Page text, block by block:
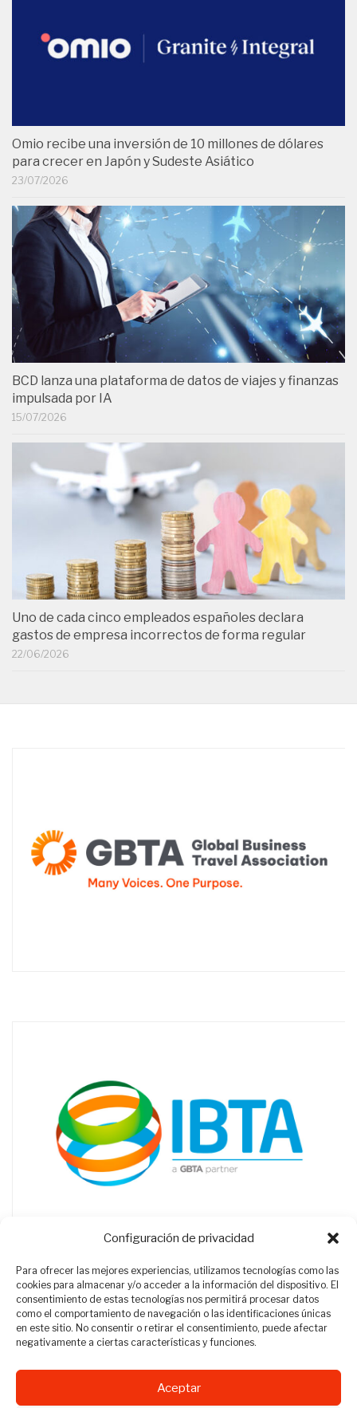
Configuración de privacidad
Para ofrecer las mejores experiencias, utilizamos tecnologías como las
cookies para almacenar y/o acceder a la información del dispositivo. El
consentimiento de estas tecnologías nos permitirá procesar datos
como el comportamiento de navegación o las identificaciones únicas
en este sitio. No consentir o retirar el consentimiento, puede afectar
negativamente a ciertas características y funciones.
Aceptar
Omio recibe una inversión de 10 millones de dólares
para crecer en Japón y Sudeste Asiático
23/07/2026
BCD lanza una plataforma de datos de viajes y finanzas
impulsada por IA
15/07/2026
Uno de cada cinco empleados españoles declara
gastos de empresa incorrectos de forma regular
22/06/2026